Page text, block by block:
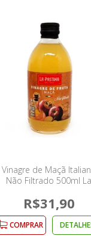
Vinagre de Maçã
Não Filtrado 500ml La
R$31,90
COMPRAR